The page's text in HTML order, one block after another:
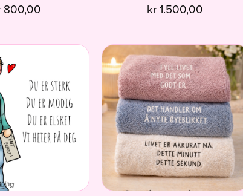
800,00 kr1.500,00